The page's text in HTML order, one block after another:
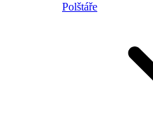
Polštáře